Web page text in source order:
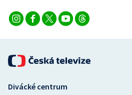
Divácké centrum